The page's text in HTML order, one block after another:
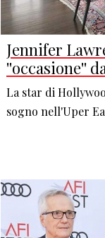
Jennifer
''occasione''
La star di
sogno nell'Uper